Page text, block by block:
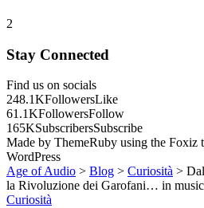
2
Stay Connected
Find us on socials
248.1KFollowersLike
61.1KFollowersFollow
165KSubscribersSubscribe
Made by ThemeRuby using the Foxiz
WordPress
Age of Audio > Blog > Curiosità >
la Rivoluzione dei Garofani… in
Curiosità